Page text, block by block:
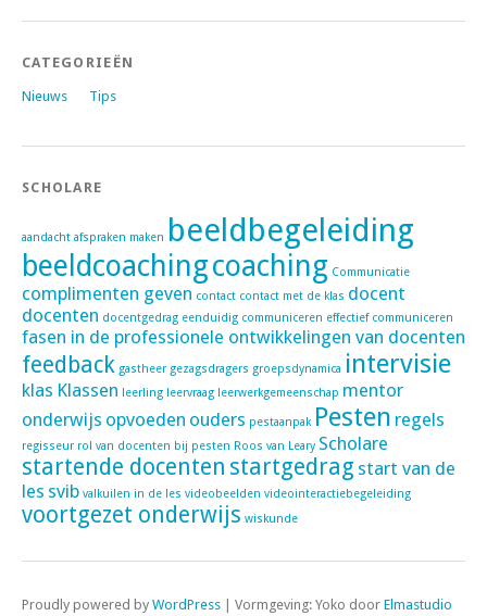
CATEGORIEËN
Nieuws Tips
SCHOLARE
aandacht afspraken maken beeldbegeleiding
beeldcoachingcoaching Communicatie
complimenten geven contact contact met de klas docent
docenten docentgedrag eenduidig communiceren effectief communiceren
fasen in de professionele ontwikkelingen van docenten
feedback gastheer gezagsdragers groepsdynamica intervisie
klas Klassen leerling leervraag leerwerkgemeenschap mentor
onderwijs opvoeden ouders pestaanpak Pesten regels
regisseur rol van docenten bij pesten Roos van Leary Scholare
startende docenten startgedrag start van de
les svib valkuilen in de les videobeelden videointeractiebegeleiding
voortgezet onderwijs wiskunde
Proudly powered by WordPress Vormgeving: Yoko door Elmastudio